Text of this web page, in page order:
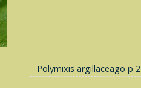
Polymixis argillaceago p 2